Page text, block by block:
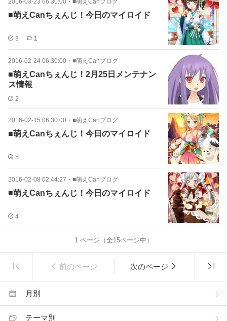
2016-03-23 06:30:00 ・ ■萌えCanブログ
■萌えCanちぇんじ！今日のマイロイド
3 1
2016-02-24 06:30:00 ・ ■萌えCanブログ
■萌えCanちぇんじ！2月25日メンテナン
ス情報
2
2016-02-15 06:30:00 ・ ■萌えCanブログ
■萌えCanちぇんじ！今日のマイロイド
5
2016-02-08 02:44:27 ・ ■萌えCanブログ
■萌えCanちぇんじ！今日のマイロイド
4
1ページ（全15ページ中）
前のページ 次のページ
月別
テーマ別